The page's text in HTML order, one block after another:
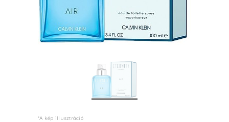
*A kép illusztráció